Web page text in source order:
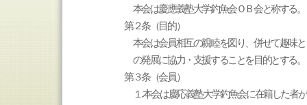
本会は慶應義塾大学釣魚会ＯＢ会と称する
第２条（目的）
本会は会員相互の親睦を図り、併せて趣味
の発展に協力・支援することを目的とする。
第３条（会員）
１.本会は慶応義塾大学釣魚会に在籍した者